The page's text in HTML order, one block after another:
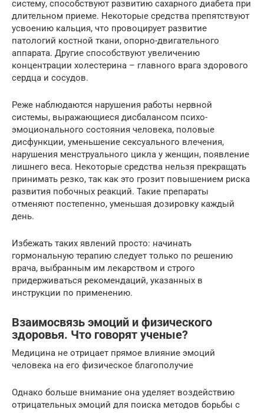
систему, способствуют развитию сахарного диабета при
длительном приеме. Некоторые средства препятствуют
усвоению кальция, что провоцирует развитие
патологий костной ткани, опорно-двигательного
аппарата. Другие способствуют увеличению
концентрации холестерина – главного врага здорового
сердца и сосудов.
Реже наблюдаются нарушения работы нервной
системы, выражающиеся дисбалансом психо-
эмоционального состояния человека, половые
дисфункции, уменьшение сексуального влечения,
нарушения менструального цикла у женщин, появление
лишнего веса. Некоторые средства нельзя прекращать
принимать резко, так как это грозит повышением риска
развития побочных реакций. Такие препараты
отменяют постепенно, уменьшая дозировку каждый
день.
Избежать таких явлений просто: начинать
гормональную терапию следует только по решению
врача, выбранным им лекарством и строго
придерживаться рекомендаций, указанных в
инструкции по применению.
Взаимосвязь эмоций и физического
здоровья. Что говорят ученые?
Медицина не отрицает прямое влияние эмоций
человека на его физическое благополучие
Однако больше внимание она уделяет воздействию
отрицательных эмоций для поиска методов борьбы с